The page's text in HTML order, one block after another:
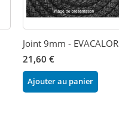
Joint 9mm - EVACALOR
21,60 €
Ajouter au panier